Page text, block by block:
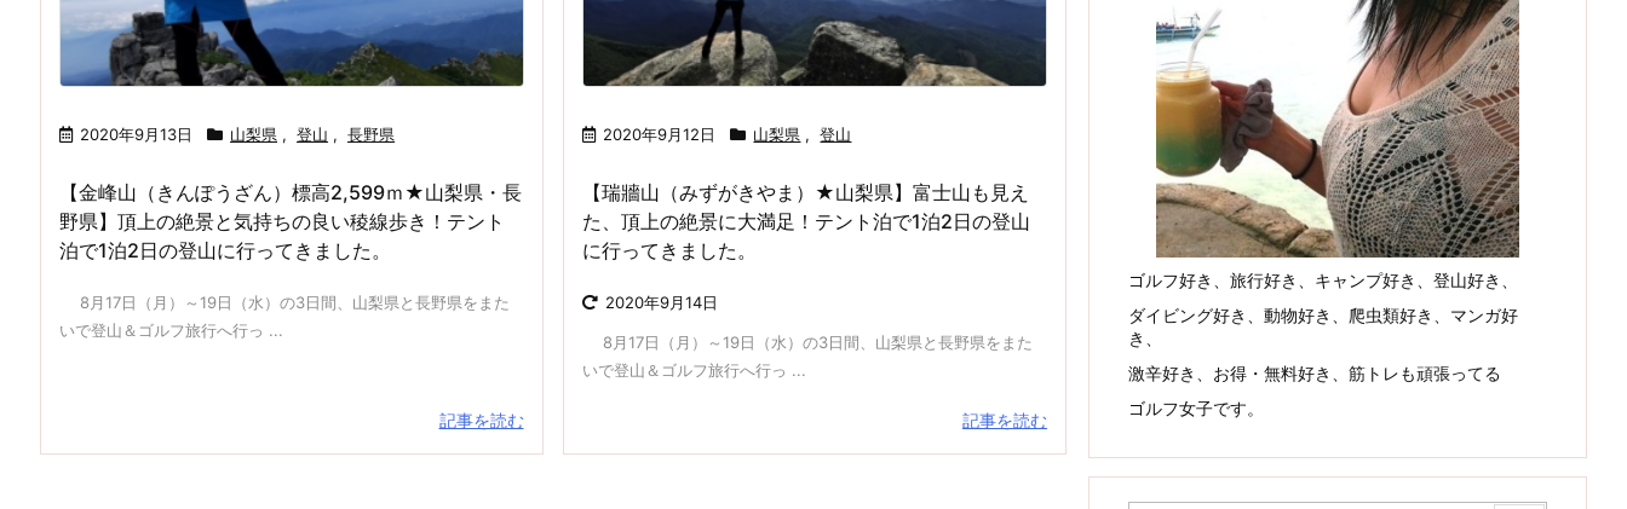
2020年9月13日 山梨県 , 登山 , 長野県
【金峰山（きんぽうざん）標高2,599ｍ★山梨県・長
野県】頂上の絶景と気持ちの良い稜線歩き！テント
泊で1泊2日の登山に行ってきました。
8月17日（月）～19日（水）の3日間、山梨県と長野県をまた
いで登山＆ゴルフ旅行へ行っ ...
記事を読む
2020年9月12日 山梨県 , 登山
【瑞牆山（みずがきやま）★山梨県】富士山も見え
た、頂上の絶景に大満足！テント泊で1泊2日の登山
に行ってきました。
2020年9月14日
8月17日（月）～19日（水）の3日間、山梨県と長野県をまた
いで登山＆ゴルフ旅行へ行っ ...
記事を読む
ゴルフ好き、旅行好き、キャンプ好き、登山好き、
ダイビング好き、動物好き、爬虫類好き、マンガ好
き、
激辛好き、お得・無料好き、筋トレも頑張ってる
ゴルフ女子です。